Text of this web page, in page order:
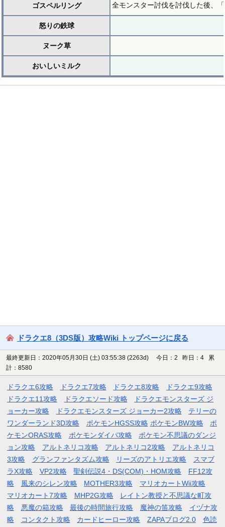
ゴスペルリング 全モンスター討伐を討伐した後、
怒りの鉄球
ヌーク草
おいしいミルク
ドラクエ8（3DS版）攻略Wiki トップページに戻る
最終更新日：2020年05月30日 (土) 03:55:38 (2263d)
今日：2 昨日：4 累
計：8580
ドラクエ6攻略 ドラクエ7攻略 ドラクエ8攻略
ドラクエ9攻略
ドラクエ11攻略
ドラクエソード攻略
ドラクエモンスターズ ジ
ョーカー攻略
ドラクエモンスターズ ジョーカー2攻略
テリーの
ワンダーランド3D攻略
ポケモンHGSS攻略 ポケモンBW攻略
ポ
ケモンORAS攻略
ポケモンダイパ攻略
ポケモン不思議のダンジ
ョン攻略
アルトネリコ攻略 アルトネリコ2攻略
アルトネリコ
3攻略
グランファンタズム攻略 リーズのアトリエ攻略
スマブ
ラX攻略
VP2攻略 聖剣伝説4・DS(COM)・HOM攻略
FF12攻
略
風来のシレン攻略 MOTHER3攻略
マリオカートWii攻略
マリオカート7攻略
MHP2G攻略
レイトン教授と不思議な町攻
略
悪魔の箱攻略 最後の時間旅行攻略 魔神の笛攻略
イヅナ攻
略
コンタクト攻略 カードヒーロー攻略 ZAPAブログ2.0 色読